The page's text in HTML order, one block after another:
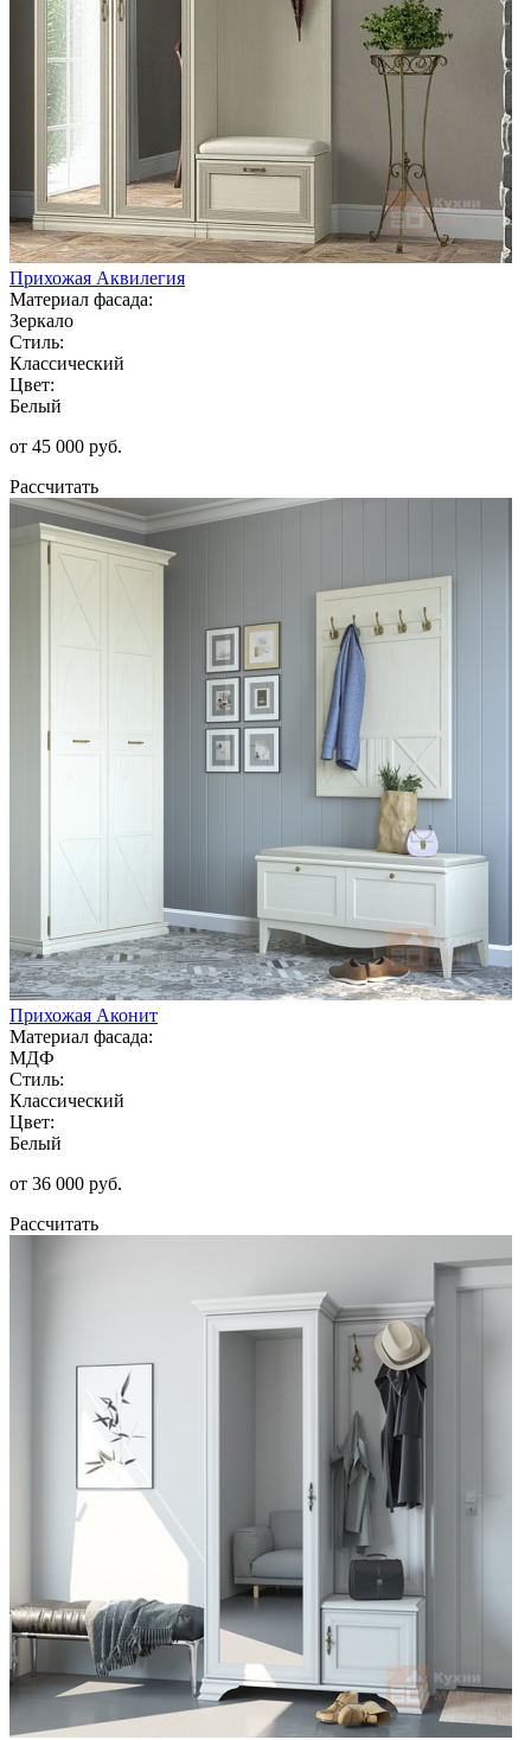
Прихожая Аквилегия
Материал фасада:
Зеркало
Стиль:
Классический
Цвет:
Белый
от 45 000 руб.
Рассчитать
Прихожая Аконит
Материал фасада:
МДФ
Стиль:
Классический
Цвет:
Белый
от 36 000 руб.
Рассчитать